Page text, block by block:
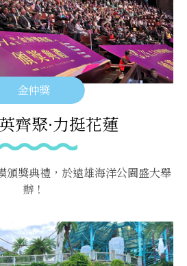
金仲獎
齊聚·力挺花蓮
頒獎典禮，於遠雄海洋公園盛大舉
辦！